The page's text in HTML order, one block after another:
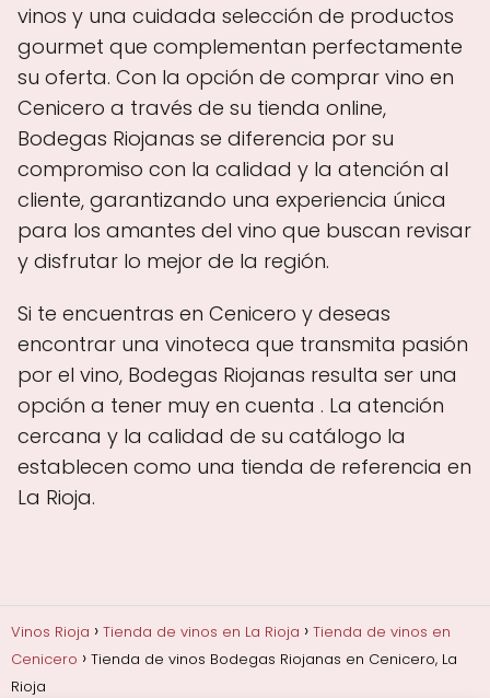
vinos y una cuidada selección de productos
gourmet que complementan perfectamente
su oferta. Con la opción de comprar vino en
Cenicero a través de su tienda online,
Bodegas Riojanas se diferencia por su
compromiso con la calidad y la atención al
cliente, garantizando una experiencia única
para los amantes del vino que buscan revisar
y disfrutar lo mejor de la región.
Si te encuentras en Cenicero y deseas
encontrar una vinoteca que transmita pasión
por el vino, Bodegas Riojanas resulta ser una
opción a tener muy en cuenta . La atención
cercana y la calidad de su catálogo la
establecen como una tienda de referencia en
La Rioja.
Vinos Rioja Tienda de vinos en La Rioja
Tienda de vinos en
Cenicero
Tienda de vinos Bodegas Riojanas en Cenicero, La
Rioja